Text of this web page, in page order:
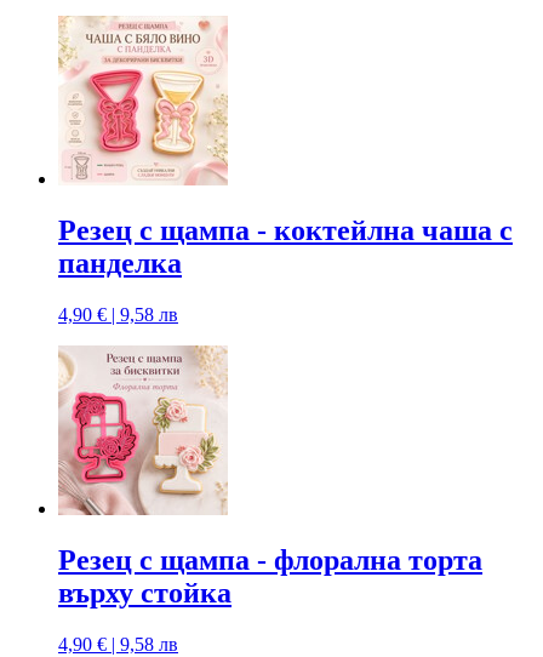
Резец с щампa - коктейлна чаша с
панделка
4,90 € | 9,58 лв
Резец с щампa - флорална торта
върху стойка
4,90 € | 9,58 лв